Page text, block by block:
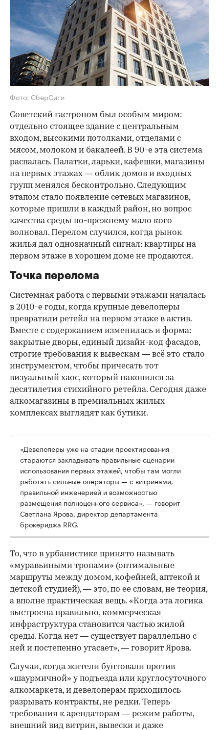
Фото: СберСити
Советский гастроном был особым миром:
отдельно стоящее здание с центральным
входом, высокими потолками, отделами с
мясом, молоком и бакалеей. В 90-е эта система
распалась. Палатки, ларьки, кафешки, магазины
на первых этажах — облик домов и входных
групп менялся бесконтрольно. Следующим
этапом стало появление сетевых магазинов,
которые пришли в каждый район, но вопрос
качества среды по-прежнему мало кого
волновал. Перелом случился, когда рынок
жилья дал однозначный сигнал: квартиры на
первом этаже в хорошем доме не продаются.
Точка перелома
Системная работа с первыми этажами началась
в 2010-е годы, когда крупные девелоперы
превратили ретейл на первом этаже в актив.
Вместе с содержанием изменилась и форма:
закрытые дворы, единый дизайн-код фасадов,
строгие требования к вывескам — всё это стало
инструментом, чтобы причесать тот
визуальный хаос, который накопился за
десятилетия стихийного ретейла. Сегодня даже
алкомагазины в премиальных жилых
комплексах выглядят как бутики.
00:00
«Девелоперы уже на стадии проектирования
стараются закладывать правильные сценарии
использования первых этажей, чтобы там могли
работать сильные операторы — с витринами,
правильной инженерией и возможностью
размещения полноценного сервиса», — говорит
Светлана Ярова, директор департамента
брокериджа RRG.
То, что в урбанистике принято называть
«муравьиными тропами» (оптимальные
маршруты между домом, кофейней, аптекой и
детской студией), — это, по ее словам, не теория,
а вполне практическая вещь. «Когда эта логика
выстроена правильно, коммерческая
инфраструктура становится частью жилой
среды. Когда нет — существует параллельно с
ней и постепенно угасает», — говорит Ярова.
Случаи, когда жители бунтовали против
«шаурмичной» у подъезда или круглосуточного
алкомаркета, и девелоперам приходилось
разрывать контракты, не редки. Теперь
требования к арендаторам — режим работы,
внешний вид витрин, вывески и даже